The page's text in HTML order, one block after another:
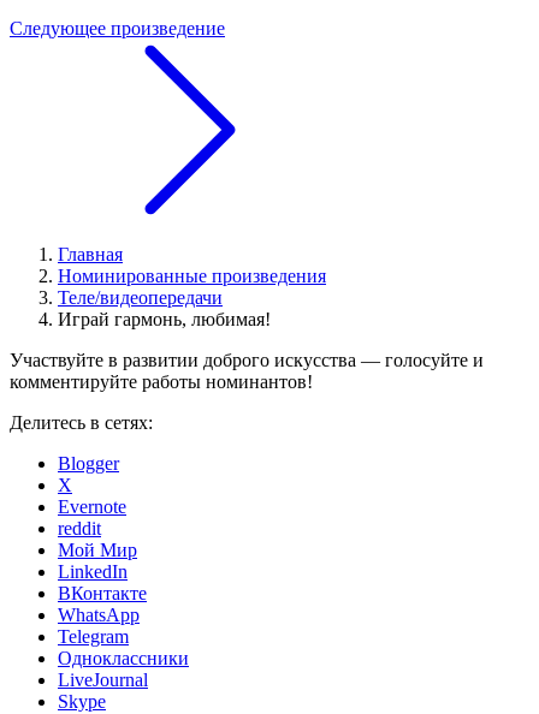
Следующее произведение
Главная
Номинированные произведения
Теле/видеопередачи
Играй гармонь, любимая!
Участвуйте в развитии доброго искусства — голосуйте и
комментируйте работы номинантов!
Делитесь в сетях:
Blogger
X
Evernote
reddit
Мой Мир
LinkedIn
ВКонтакте
WhatsApp
Telegram
Одноклассники
LiveJournal
Skype